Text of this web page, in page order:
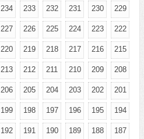
234 233 232 231 230 229
227 226 225 224 223 222
220 219 218 217 216 215
213 212 211 210 209 208
206 205 204 203 202 201
199 198 197 196 195 194
192 191 190 189 188 187